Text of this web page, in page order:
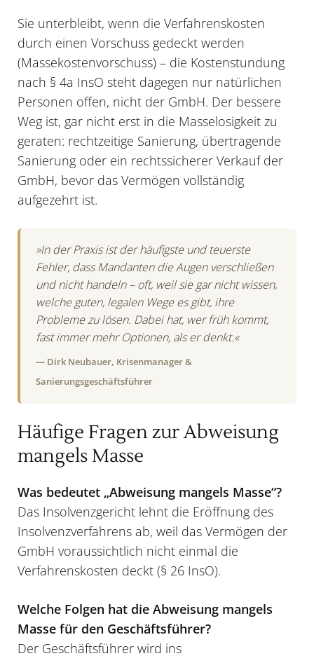
Sie unterbleibt, wenn die Verfahrenskosten
durch einen Vorschuss gedeckt werden
(Massekostenvorschuss) – die Kostenstundung
nach § 4a InsO steht dagegen nur natürlichen
Personen offen, nicht der GmbH. Der bessere
Weg ist, gar nicht erst in die Masselosigkeit zu
geraten: rechtzeitige Sanierung, übertragende
Sanierung oder ein rechtssicherer Verkauf der
GmbH, bevor das Vermögen vollständig
aufgezehrt ist.
»In der Praxis ist der häufigste und teuerste
Fehler, dass Mandanten die Augen verschließen
und nicht handeln – oft, weil sie gar nicht wissen,
welche guten, legalen Wege es gibt, ihre
Probleme zu lösen. Dabei hat, wer früh kommt,
fast immer mehr Optionen, als er denkt.«
— Dirk Neubauer, Krisenmanager &
Sanierungsgeschäftsführer
Häufige Fragen zur Abweisung
mangels Masse
Was bedeutet „Abweisung mangels Masse“?
Das Insolvenzgericht lehnt die Eröffnung des
Insolvenzverfahrens ab, weil das Vermögen der
GmbH voraussichtlich nicht einmal die
Verfahrenskosten deckt (§ 26 InsO).
Welche Folgen hat die Abweisung mangels
Masse für den Geschäftsführer?
Der Geschäftsführer wird ins